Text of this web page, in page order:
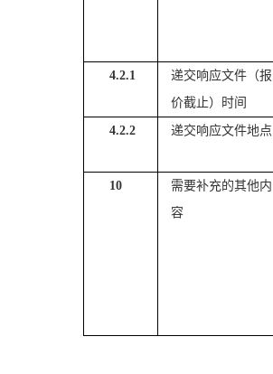
4.2.1
递交响应文件（报
价截止）时间
4.2.2 递交响应文件地点
10
需要补充的其他内
容